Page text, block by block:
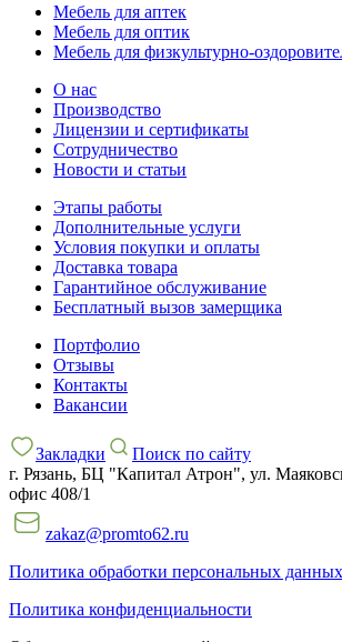
Мебель для аптек
Мебель для оптик
Мебель для физкультурно-
О нас
Производство
Лицензии и сертификаты
Сотрудничество
Новости и статьи
Этапы работы
Дополнительные услуги
Условия покупки и оплаты
Доставка товара
Гарантийное обслуживание
Бесплатный вызов замерщика
Портфолио
Отзывы
Контакты
Вакансии
Закладки
Поиск по сайту
г. Рязань, БЦ "Капитал Атрон", ул.
офис 408/1
zakaz@promto62.ru
Политика обработки персональных данных
Политика конфиденциальности